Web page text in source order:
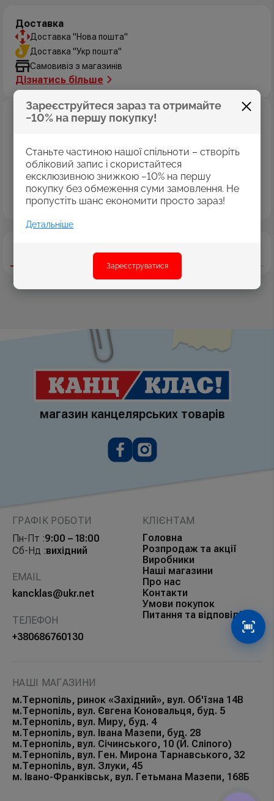
Зареєструйтеся зараз та отримайте
−10% на першу покупку!
Станьте частиною нашої спільноти – створіть
обліковий запис і скористайтеся
ексклюзивною знижкою −10% на першу
покупку без обмеження суми замовлення. Не
пропустіть шанс економити просто зараз!
Детальніше
Зареєструватися
Характеристики Відгуки
Доставка
Доставка "Нова пошта"
Доставка "Укр пошта"
Самовивіз з магазинів
Дізнатись більше
Оплата
Оплата коштами програми «Пакунок школяра»
Накладений платіж
Безготівковий розрахунок
Дізнатись більше
магазин канцелярських товарів
ГРАФІК РОБОТИ
Пн-Пт :9:00 – 18:00
Сб-Нд :вихідний
EMAIL
kancklas@ukr.net
ТЕЛЕФОН
+380686760130
КЛІЄНТАМ
Головна
Розпродаж та акції
Виробники
Наші магазини
Про нас
Контакти
Умови покупок
Питання та відповіді
НАШІ МАГАЗИНИ
м.Тернопіль, ринок «Західний», вул. Об'їзна 14В
м.Тернопіль, вул. Євгена Коновальця, буд. 5
м.Тернопіль, вул. Миру, буд. 4
м.Тернопіль, вул. Івана Мазепи, буд. 28
м.Тернопіль, вул. Січинського, 10 (Й. Сліпого)
м.Тернопіль, вул. Ген. Мирона Тарнавського, 32
м.Тернопіль, вул. Злуки, 45
м. Івано-Франківськ, вул. Гетьмана Мазепи, 168Б